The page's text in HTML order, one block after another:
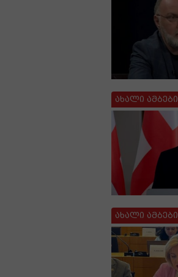
ახალი ამბები
ახალი ამბები